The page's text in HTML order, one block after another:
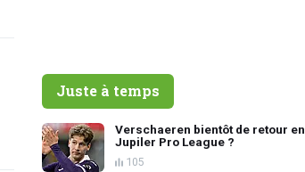
Juste à temps
Verschaeren bientôt de retour en
Jupiler Pro League ?
105